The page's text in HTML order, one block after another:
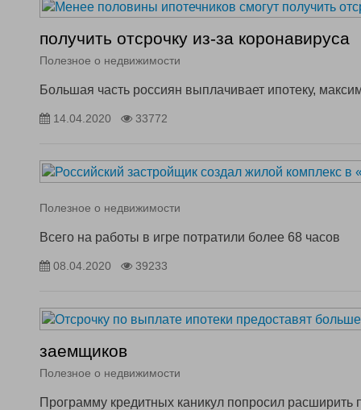
получить отсрочку из-за коронавируса
Полезное о недвижимости
Большая часть россиян выплачивает ипотеку,
14.04.2020 33772
Полезное о недвижимости
Всего на работы в игре потратили более 68 часов
08.04.2020 39233
заемщиков
Полезное о недвижимости
Программу кредитных каникул попросил расширить